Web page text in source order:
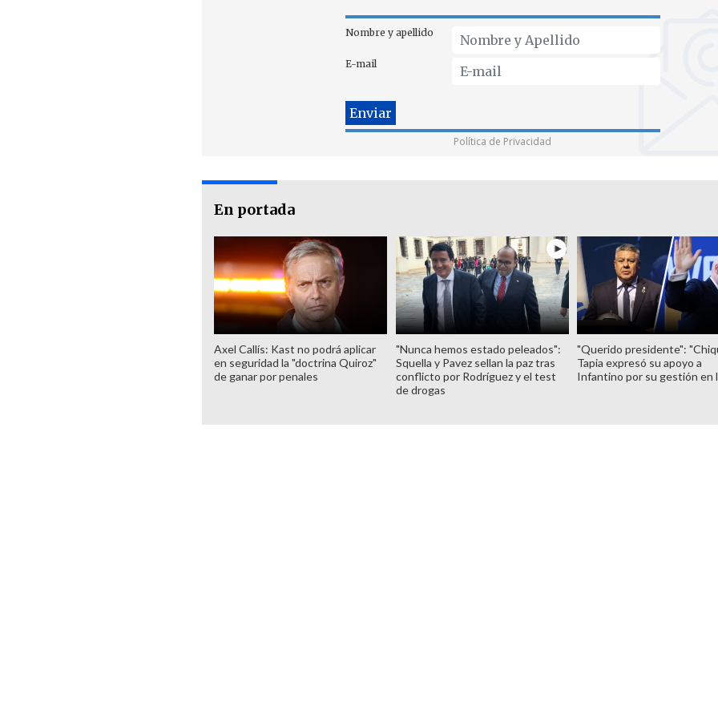
Nombre y apellido
E-mail
Política de Privacidad
En portada
Axel Callís: Kast no podrá aplicar
en seguridad la "doctrina Quiroz"
de ganar por penales
"Nunca hemos estado peleados":
Squella y Pavez sellan la paz tras
conflicto por Rodríguez y el test
de drogas
"Querido presidente":
Tapia expresó su apoyo a
Infantino por su gestión en